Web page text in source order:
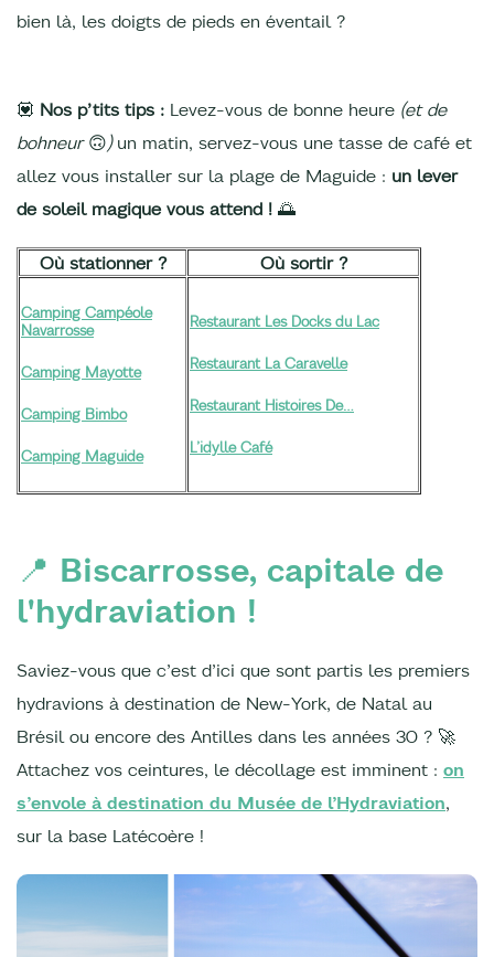
bien là, les doigts de pieds en éventail ?
💟 Nos p’tits tips : Levez-vous de bonne heure (et de
bohneur🙃)un matin, servez-vous une tasse de café et
allez vous installer sur la plage de Maguide : un lever
de soleil magique vous attend ! 🌅
Où stationner ? Où sortir ?
Camping Campéole
Navarrosse
Camping Mayotte
Camping Bimbo
Camping Maguide
Restaurant Les Docks du Lac
Restaurant La Caravelle
Restaurant Histoires De…
L’idylle Café
📍 Biscarrosse, capitale de
l'hydraviation !
Saviez-vous que c’est d’ici que sont partis les premiers
hydravions à destination de New-York, de Natal au
Brésil ou encore des Antilles dans les années 30 ? 🚀
Attachez vos ceintures, le décollage est imminent : on
s’envole à destination du Musée de l’Hydraviation,
sur la base Latécoère !